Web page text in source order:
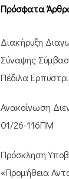
Πρόσφατα
Διακήρυξη
Σύναψης
Πέδιλα
Ανακοίνωση
01/26-116ΠΜ
Πρόσκληση
«Προμήθεια